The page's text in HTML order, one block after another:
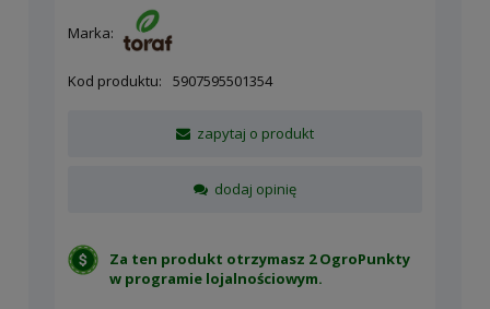
Marka:
Kod produktu: 5907595501354
zapytaj o produkt
dodaj opinię
Za ten produkt otrzymasz 2 OgroPunkty
w programie lojalnościowym.